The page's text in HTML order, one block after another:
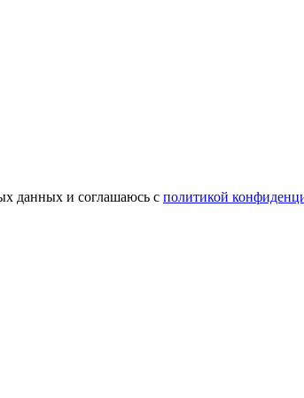
данных и соглашаюсь c политикой